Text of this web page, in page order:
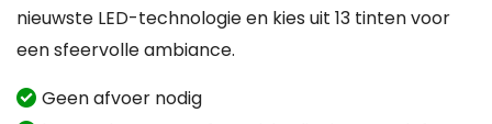
nieuwste LED-technologie en kies uit 13 tinten voor
een sfeervolle ambiance.
Geen afvoer nodig